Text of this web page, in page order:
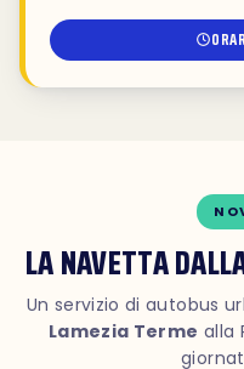
LA NAVETTA
Un servizio di autobus
Lamezia Terme alla